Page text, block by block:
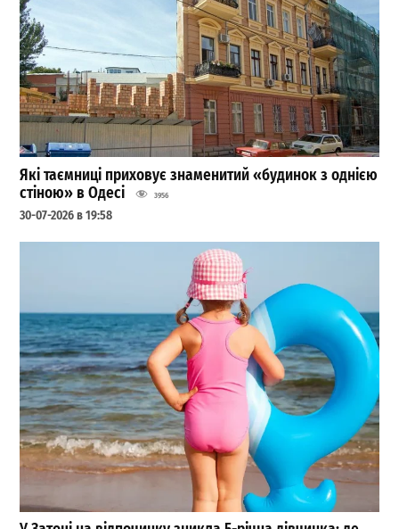
Які таємниці приховує знаменитий «будинок з однією
стіною» в Одесі
3956
30-07-2026 в 19:58